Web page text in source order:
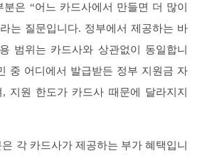
은 “어느 카드사에서 만들면 더 많이
는 질문입니다. 정부에서 제공하는 바
범위는 카드사와 상관없이 동일합니
중 어디에서 발급받든 정부 지원금 자
지원 한도가 카드사 때문에 달라지지
각 카드사가 제공하는 부가 혜택입니